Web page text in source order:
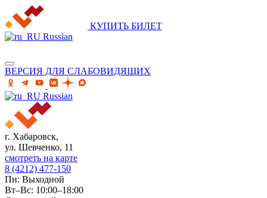
КУПИТЬ БИЛЕТ
Russian
ВЕРСИЯ ДЛЯ СЛАБОВИДЯЩИХ
Russian
г. Хабаровск,
ул. Шевченко, 11
смотреть на карте
8 (4212) 477-150
Пн: Выходной
Вт–Вс: 10:00–18:00